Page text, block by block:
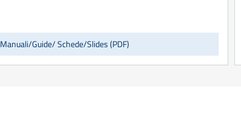
Manuali/Guide/ Schede/Slides (PDF)